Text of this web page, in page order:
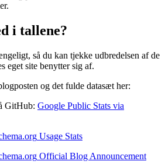
men det er det uundværlige, semantiske
i tallene?
så du kan tjekke udbredelsen af de
eget site benytter sig af.
og det fulde datasæt her:
GitHub:
Google Public Stats via
Usage Stats